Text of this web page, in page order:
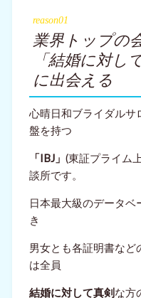
reason01
業界トップの
「結婚に対し
に出会える
心晴日和ブライダルサ
盤を持つ
「IBJ」 (東証プライム
談所です。
日本最大級のデータ
き
男女とも各証明書など
は全員
結婚に対して真剣な方